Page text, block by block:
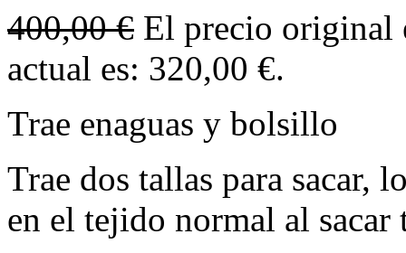
400,00€ El precio original
actual es: 320,00 €.
Trae enaguas y bolsillo
Trae dos tallas para sacar,
en el tejido normal al sacar